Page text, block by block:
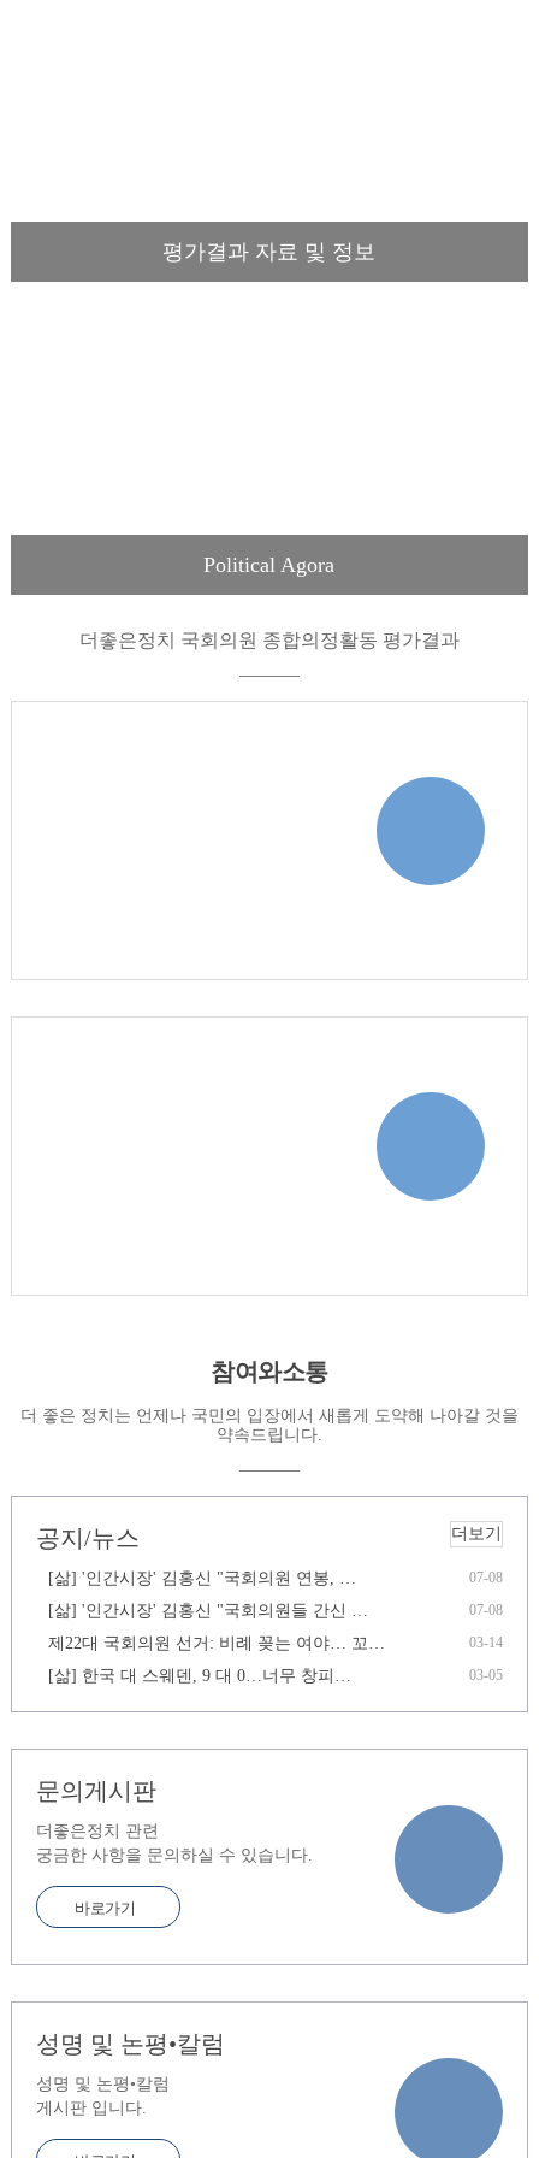
평가결과 자료 및 정보
Political Agora
더좋은정치 국회의원 종합의정활동 평가결과
참여와소통
더 좋은 정치는 언제나 국민의 입장에서 새롭게 도약해 나아갈 것을
약속드립니다.
공지/뉴스 더보기
[삶] '인간시장' 김홍신 "국회의원 연봉, … 07-08
[삶] '인간시장' 김홍신 "국회의원들 간신 … 07-08
제22대 국회의원 선거: 비례 꽂는 여야… 꼬… 03-14
[삶] 한국 대 스웨덴, 9 대 0…너무 창피… 03-05
문의게시판
더좋은정치 관련
궁금한 사항을 문의하실 수 있습니다.
바로가기
성명 및 논평•칼럼
성명 및 논평•칼럼
게시판 입니다.